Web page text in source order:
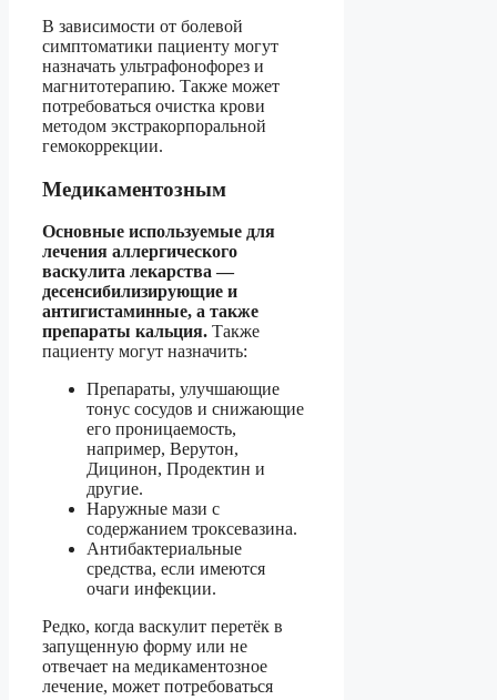
В зависимости от болевой
симптоматики пациенту могут
назначать ультрафонофорез и
магнитотерапию. Также может
потребоваться очистка крови
методом экстракорпоральной
гемокоррекции.
Медикаментозным
Основные используемые для
лечения аллергического
васкулита лекарства —
десенсибилизирующие и
антигистаминные, а также
препараты кальция. Также
пациенту могут назначить:
Препараты, улучшающие
тонус сосудов и снижающие
его проницаемость,
например, Верутон,
Дицинон, Продектин и
другие.
Наружные мази с
содержанием троксевазина.
Антибактериальные
средства, если имеются
очаги инфекции.
Редко, когда васкулит перетёк в
запущенную форму или не
отвечает на медикаментозное
лечение, может потребоваться